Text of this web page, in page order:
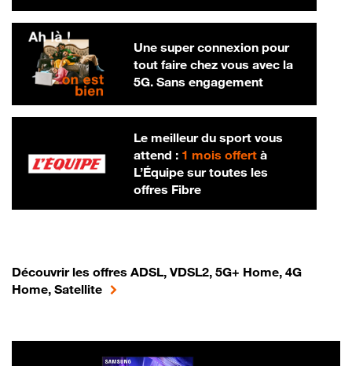
Une super connexion pour
tout faire chez vous avec la
5G. Sans engagement
Le meilleur du sport vous
attend : 1 mois offertà
L’Équipe sur toutes les
offres Fibre
Découvrir les offres ADSL, VDSL2, 5G+ Home, 4G
Home, Satellite